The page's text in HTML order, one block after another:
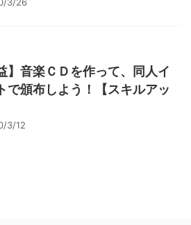
】音楽ＣＤを作って、同人イ
で頒布しよう！【スキルアッ
3/12